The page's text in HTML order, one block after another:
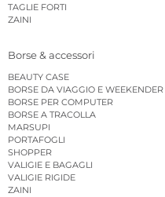
TAGLIE FORTI
ZAINI
Borse & accessori
BEAUTY CASE
BORSE DA VIAGGIO E WEEKENDER
BORSE PER COMPUTER
BORSE A TRACOLLA
MARSUPI
PORTAFOGLI
SHOPPER
VALIGIE E BAGAGLI
VALIGIE RIGIDE
ZAINI